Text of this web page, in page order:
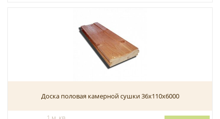
Доска половая камерной сушки 36x110x6000